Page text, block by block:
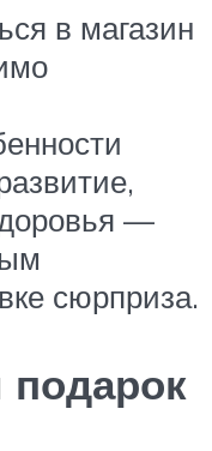
в магазин
—
сюрприза.